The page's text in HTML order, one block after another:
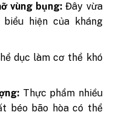
vùng bụng: Đây vừa
hiện của kháng
dục làm cơ thể khó
Thực phẩm nhiều
béo bão hòa có thể